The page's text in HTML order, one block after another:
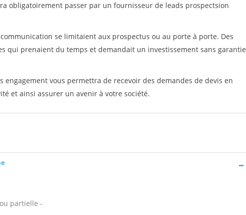
obligatoirement passer par un fournisseur de leads prospectsion
se limitaient aux prospectus ou au porte à porte. Des
qui prenaient du temps et demandait un investissement sans garantie
engagement vous permettra de recevoir des demandes de devis en
et ainsi assurer un avenir à votre société.
partielle -